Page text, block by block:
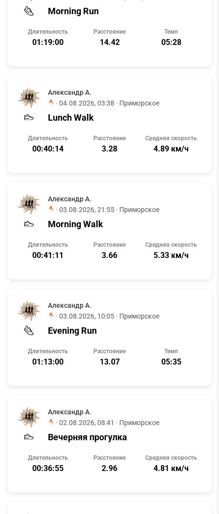
Morning Run
Длительность
01:19:00
Расстояние
14.42
Темп
05:28
Александр А.
· 04.08.2026, 03:38 · Приморское
Lunch Walk
Длительность
00:40:14
Расстояние
3.28
Средняя скорость
4.89 км/ч
Александр А.
· 03.08.2026, 21:55 · Приморское
Morning Walk
Длительность
00:41:11
Расстояние
3.66
Средняя скорость
5.33 км/ч
Александр А.
· 03.08.2026, 10:05 · Приморское
Evening Run
Длительность
01:13:00
Расстояние
13.07
Темп
05:35
Александр А.
· 02.08.2026, 08:41 · Приморское
Вечерняя прогулка
Длительность
00:36:55
Расстояние
2.96
Средняя скорость
4.81 км/ч